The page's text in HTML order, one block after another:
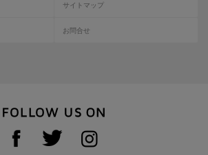
サイトマップ
お問合せ